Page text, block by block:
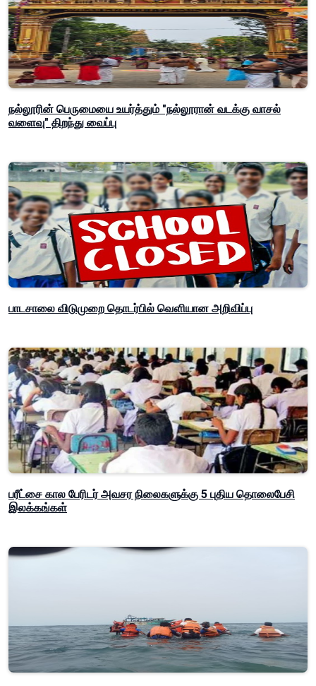
நல்லூரின் பெருமையை உயர்த்தும் "நல்லூரான் வடக்கு வாசல்
வளைவு" திறந்து வைப்பு
பாடசாலை விடுமுறை தொடர்பில் வௌியான அறிவிப்பு
பரீட்சை கால பேரிடர் அவசர நிலைகளுக்கு 5 புதிய தொலைபேசி
இலக்கங்கள்